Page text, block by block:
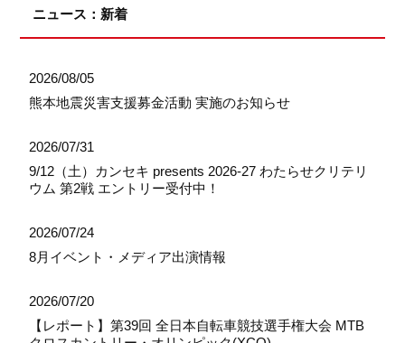
ニュース：新着
2026/08/05
熊本地震災害支援募金活動 実施のお知らせ
2026/07/31
9/12（土）カンセキ presents 2026-27 わたらせクリテリ
ウム 第2戦 エントリー受付中！
2026/07/24
8月イベント・メディア出演情報
2026/07/20
【レポート】第39回 全日本自転車競技選手権大会 MTB